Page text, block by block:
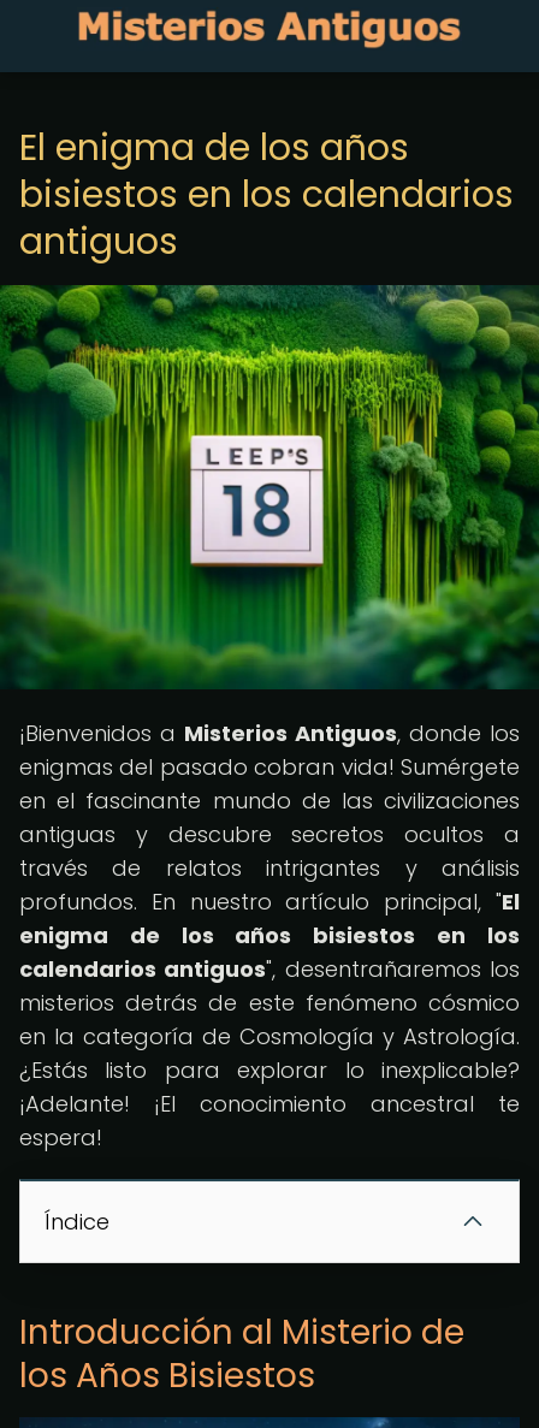
El enigma de los años
bisiestos en los calendarios
antiguos
¡Bienvenidos a Misterios Antiguos, donde los
enigmas del pasado cobran vida! Sumérgete
en el fascinante mundo de las civilizaciones
antiguas y descubre secretos ocultos a
través de relatos intrigantes y análisis
profundos. En nuestro artículo principal, "El
enigma de los años bisiestos en los
calendarios antiguos", desentrañaremos los
misterios detrás de este fenómeno cósmico
en la categoría de Cosmología y Astrología.
¿Estás listo para explorar lo inexplicable?
¡Adelante! ¡El conocimiento ancestral te
espera!
Índice
Introducción al Misterio de
los Años Bisiestos